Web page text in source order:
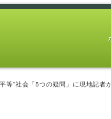
等”社会「5つの疑問」に現地記者